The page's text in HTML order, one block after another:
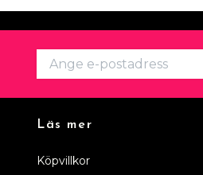
Läs mer
Köpvillkor